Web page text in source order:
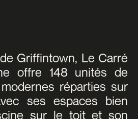
Griffintown, Le Carré
offre 148 unités de
réparties sur
ses espaces bien
sur le toit et son